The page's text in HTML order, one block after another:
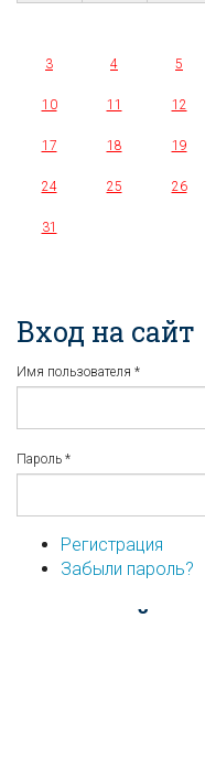
3 4 5
10 11 12
17 18 19
24 25 26
31
Вход на сайт
Имя пользователя *
Пароль *
Регистрация
Забыли пароль?
...или